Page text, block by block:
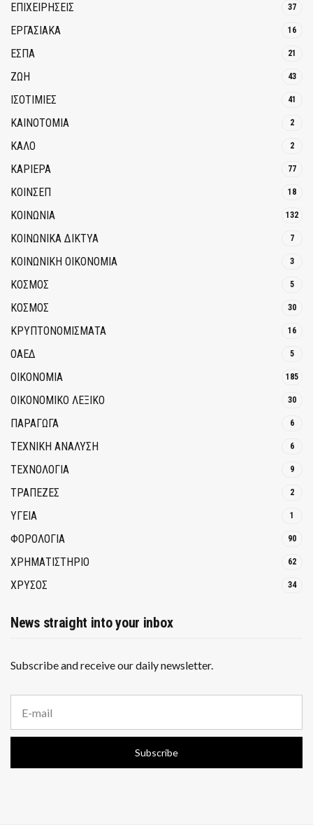
ΕΠΙΧΕΙΡΗΣΕΙΣ 37
ΕΡΓΑΣΙΑΚΑ 16
ΕΣΠΑ 21
ΖΩΗ 43
ΙΣΟΤΙΜΙΕΣ 41
ΚΑΙΝΟΤΟΜΊΑ 2
ΚΑΛΟ 2
ΚΑΡΙΕΡΑ 77
ΚΟΙΝΣΕΠ 18
ΚΟΙΝΩΝΙΑ 132
ΚΟΙΝΩΝΙΚΆ ΔΊΚΤΥΑ 7
ΚΟΙΝΩΝΙΚΉ ΟΙΚΟΝΟΜΊΑ 3
ΚΟΣΜΟΣ 5
ΚΟΣΜΟΣ 30
ΚΡΥΠΤΟΝΟΜΊΣΜΑΤΑ 16
ΟΑΕΔ 5
ΟΙΚΟΝΟΜΙΑ 185
ΟΙΚΟΝΟΜΙΚΟ ΛΕΞΙΚΟ 30
ΠΑΡΑΓΩΓΑ 6
ΤΕΧΝΙΚΗ ΑΝΑΛΥΣΗ 6
ΤΕΧΝΟΛΟΓΙΑ 9
ΤΡΆΠΕΖΕΣ 2
ΥΓΕΙΑ 1
ΦΟΡΟΛΟΓΙΑ 90
ΧΡΗΜΑΤΙΣΤΗΡΙΟ 62
ΧΡΥΣΟΣ 34
News straight into your inbox
Subscribe and receive our daily newsletter.
a
i
a
Subscribe